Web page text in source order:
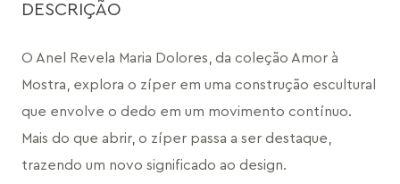
DESCRIÇÃO
O Anel Revela Maria Dolores, da coleção Amor à
Mostra, explora o zíper em uma construção escultural
que envolve o dedo em um movimento contínuo.
Mais do que abrir, o zíper passa a ser destaque,
trazendo um novo significado ao design.